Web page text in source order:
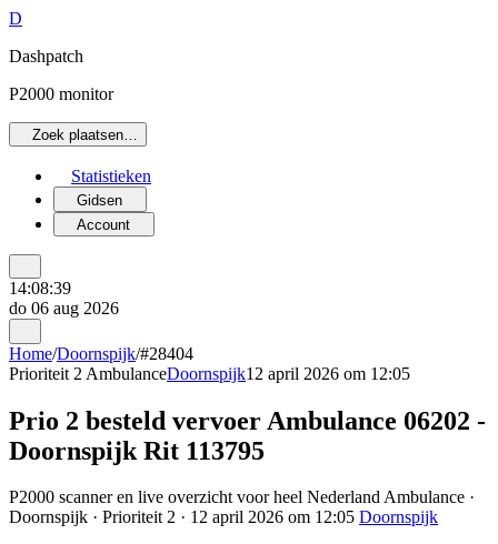
D
Dashpatch
P2000 monitor
Zoek plaatsen…
Statistieken
Gidsen
Account
14:08:39
do 06 aug 2026
Home/Doornspijk/#28404
Prioriteit 2 AmbulanceDoornspijk12 april 2026 om 12:05
Prio 2 besteld vervoer Ambulance 06202 -
Doornspijk Rit 113795
P2000 scanner en live overzicht voor heel Nederland Ambulance ·
Doornspijk · Prioriteit 2 · 12 april 2026 om 12:05 Doornspijk